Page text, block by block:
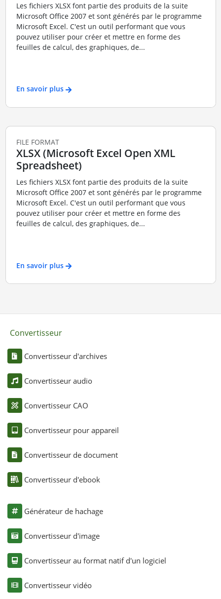
Les fichiers XLSX font partie des produits de la suite
Microsoft Office 2007 et sont générés par le programme
Microsoft Excel. C'est un outil performant que vous
pouvez utiliser pour créer et mettre en forme des
feuilles de calcul, des graphiques, de...
En savoir plus
FILE FORMAT
XLSX (Microsoft Excel Open XML
Spreadsheet)
Les fichiers XLSX font partie des produits de la suite
Microsoft Office 2007 et sont générés par le programme
Microsoft Excel. C'est un outil performant que vous
pouvez utiliser pour créer et mettre en forme des
feuilles de calcul, des graphiques, de...
En savoir plus
Convertisseur
Convertisseur d'archives
Convertisseur audio
Convertisseur CAO
Convertisseur pour appareil
Convertisseur de document
Convertisseur d'ebook
Générateur de hachage
Convertisseur d'image
Convertisseur au format natif d'un logiciel
Convertisseur vidéo